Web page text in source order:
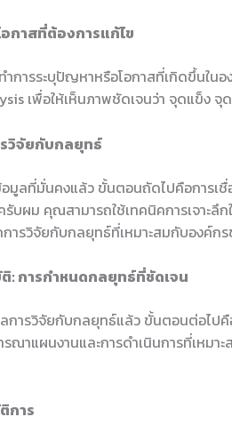
กาสที่ต้องการแก้ไข
ารระบุปัญหาหรือโอกาสที่เกิดขึ้นในอ
เพื่อให้เห็นภาพชัดเจนว่า จุดแข็ง
วิจัยกับกลยุทธ์
ลที่มั่นคงแล้ว ขั้นตอนถัดไปคือการเ
บผม คุณสามารถใช้เทคนิคการเจาะลึ
การวิจัยกับกลยุทธ์ที่เหมาะสมกับองค์ก
: การกำหนดกลยุทธ์ที่ชัดเจน
การวิจัยกับกลยุทธ์แล้ว ขั้นตอนต่อไป
าแผนงานและการดำเนินการที่เหมา
การ